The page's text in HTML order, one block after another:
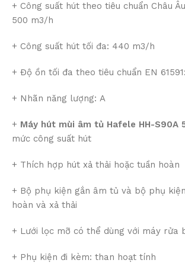
+ Công suất hút theo tiêu chuẩn Châu
500 m3/h
+ Công suất hút tối đa: 440 m3/h
+ Độ ồn tối đa theo tiêu chuẩn EN
+ Nhãn năng lượng: A
+ Máy hút mùi âm tủ Hafele HH-S90A
mức công suất hút
+ Thích hợp hút xả thải hoặc tuần hoàn
+ Bộ phụ kiện gắn âm tủ và bộ phụ
hoàn và xả thải
+ Lưới lọc mỡ có thể dùng với máy rửa
+ Phụ kiện đi kèm: than hoạt tính